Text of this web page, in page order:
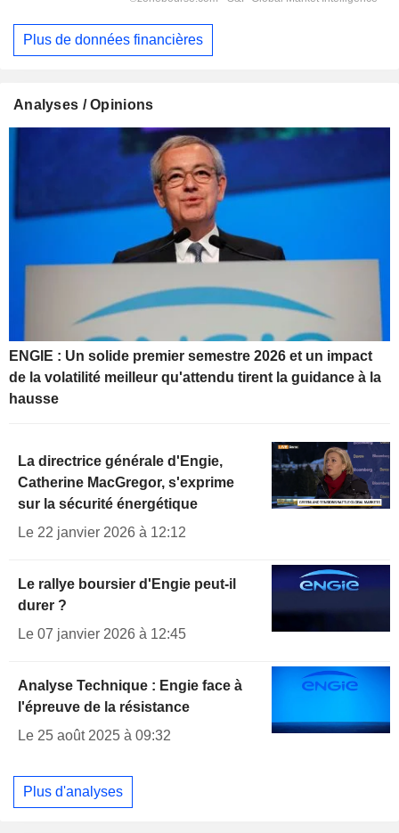
Plus de données financières
Analyses / Opinions
ENGIE : Un solide premier semestre 2026 et un impact
de la volatilité meilleur qu'attendu tirent la guidance à la
hausse
La directrice générale d'Engie,
Catherine MacGregor, s'exprime
sur la sécurité énergétique
Le 22 janvier 2026 à 12:12
Le rallye boursier d'Engie peut-il
durer ?
Le 07 janvier 2026 à 12:45
Analyse Technique : Engie face à
l'épreuve de la résistance
Le 25 août 2025 à 09:32
Plus d'analyses